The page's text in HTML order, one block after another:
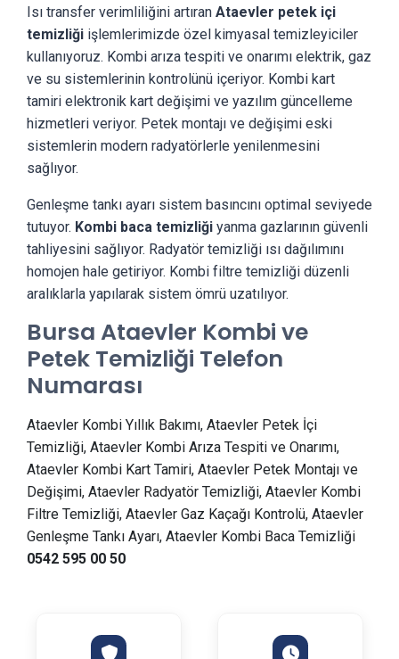
Isı transfer verimliliğini artıran Ataevler petek içi
temizliği işlemlerimizde özel kimyasal temizleyiciler
kullanıyoruz. Kombi arıza tespiti ve onarımı elektrik, gaz
ve su sistemlerinin kontrolünü içeriyor. Kombi kart
tamiri elektronik kart değişimi ve yazılım güncelleme
hizmetleri veriyor. Petek montajı ve değişimi eski
sistemlerin modern radyatörlerle yenilenmesini
sağlıyor.
Genleşme tankı ayarı sistem basıncını optimal seviyede
tutuyor. Kombi baca temizliği yanma gazlarının güvenli
tahliyesini sağlıyor. Radyatör temizliği ısı dağılımını
homojen hale getiriyor. Kombi filtre temizliği düzenli
aralıklarla yapılarak sistem ömrü uzatılıyor.
Bursa Ataevler Kombi ve
Petek Temizliği Telefon
Numarası
Ataevler Kombi Yıllık Bakımı, Ataevler Petek İçi
Temizliği, Ataevler Kombi Arıza Tespiti ve Onarımı,
Ataevler Kombi Kart Tamiri, Ataevler Petek Montajı ve
Değişimi, Ataevler Radyatör Temizliği, Ataevler Kombi
Filtre Temizliği, Ataevler Gaz Kaçağı Kontrolü, Ataevler
Genleşme Tankı Ayarı, Ataevler Kombi Baca Temizliği
0542 595 00 50